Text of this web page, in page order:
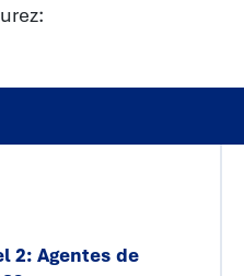
2: Agentes de